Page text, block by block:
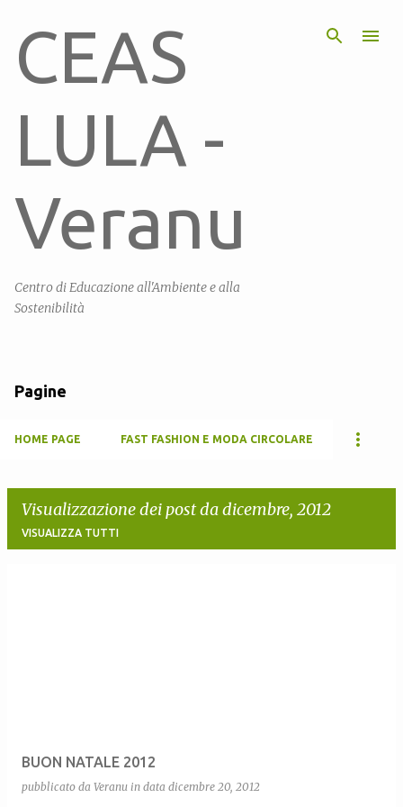
CEAS
LULA -
Veranu
Centro di Educazione all'Ambiente e alla
Sostenibilità
Pagine
HOME PAGE FAST FASHION E MODA CIRCOLARE
Visualizzazione dei post da dicembre, 2012
VISUALIZZA TUTTI
BUON NATALE 2012
pubblicato da Veranu in data dicembre 20, 2012